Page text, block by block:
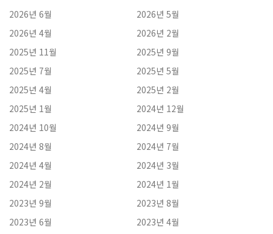
2026년 6월
2026년 5월
2026년 4월
2026년 2월
2025년 11월
2025년 9월
2025년 7월
2025년 5월
2025년 4월
2025년 2월
2025년 1월
2024년 12월
2024년 10월
2024년 9월
2024년 8월
2024년 7월
2024년 4월
2024년 3월
2024년 2월
2024년 1월
2023년 9월
2023년 8월
2023년 6월
2023년 4월